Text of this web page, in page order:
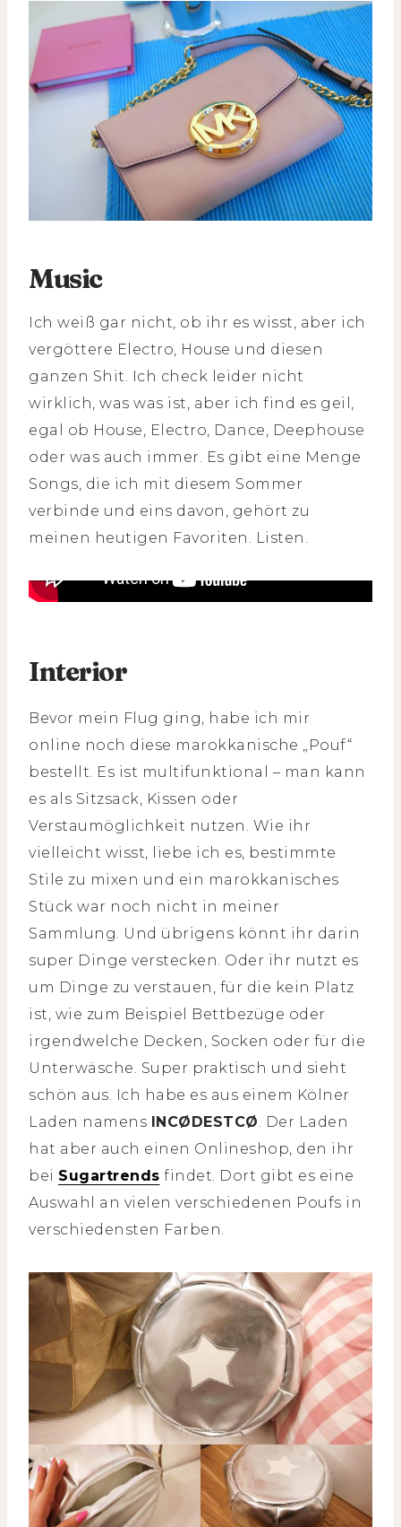
Music
Ich weiß gar nicht, ob ihr es wisst, aber ich
vergöttere Electro, House und diesen
ganzen Shit. Ich check leider nicht
wirklich, was was ist, aber ich find es geil,
egal ob House, Electro, Dance, Deephouse
oder was auch immer. Es gibt eine Menge
Songs, die ich mit diesem Sommer
verbinde und eins davon, gehört zu
meinen heutigen Favoriten. Listen.
Interior
Bevor mein Flug ging, habe ich mir
online noch diese marokkanische „Pouf“
bestellt. Es ist multifunktional – man kann
es als Sitzsack, Kissen oder
Verstaumöglichkeit nutzen. Wie ihr
vielleicht wisst, liebe ich es, bestimmte
Stile zu mixen und ein marokkanisches
Stück war noch nicht in meiner
Sammlung. Und übrigens könnt ihr darin
super Dinge verstecken. Oder ihr nutzt es
um Dinge zu verstauen, für die kein Platz
ist, wie zum Beispiel Bettbezüge oder
irgendwelche Decken, Socken oder für die
Unterwäsche. Super praktisch und sieht
schön aus. Ich habe es aus einem Kölner
Laden namens INCØDESTCØ . Der Laden
hat aber auch einen Onlineshop, den ihr
bei Sugartrends findet. Dort gibt es eine
Auswahl an vielen verschiedenen Poufs in
verschiedensten Farben.